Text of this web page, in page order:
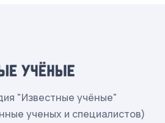
"Известные учёные"
ученых и специалистов)